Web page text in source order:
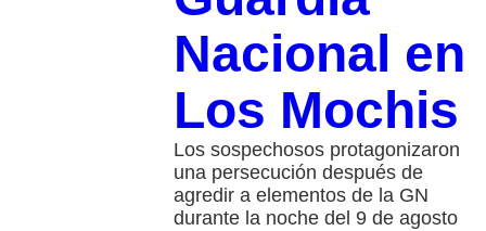
Nacional en
Los Mochis
Los sospechosos protagonizaron
una persecución después de
agredir a elementos de la GN
durante la noche del 9 de agosto